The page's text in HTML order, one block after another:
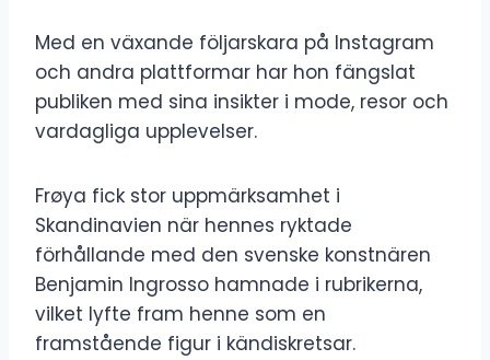
Med en växande följarskara på Instagram
och andra plattformar har hon fängslat
publiken med sina insikter i mode, resor och
vardagliga upplevelser.
Frøya fick stor uppmärksamhet i
Skandinavien när hennes ryktade
förhållande med den svenske konstnären
Benjamin Ingrosso hamnade i rubrikerna,
vilket lyfte fram henne som en
framstående figur i kändiskretsar.